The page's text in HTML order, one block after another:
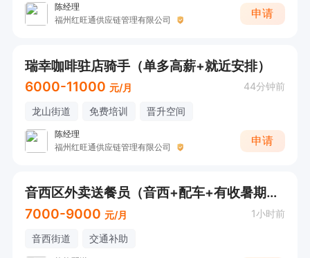
陈经理
福州红旺通供应链管理有限公司
申请
瑞幸咖啡驻店骑手（单多高薪+就近安排）
6000-11000 元/月 44分钟前
龙山街道 免费培训 晋升空间
陈经理
福州红旺通供应链管理有限公司
申请
音西区外卖送餐员（音西+配车+有收暑期工+有师傅带）
7000-9000 元/月 1小时前
音西街道 交通补助